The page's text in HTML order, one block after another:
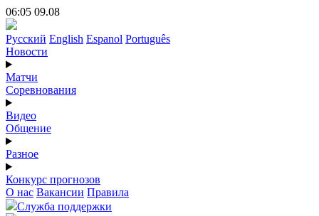
06:05 09.08
Русский English Espanol Português
Новости
Матчи
Соревнования
Видео
Общение
Разное
Конкурс прогнозов
О нас Вакансии Правила
Служба поддержки